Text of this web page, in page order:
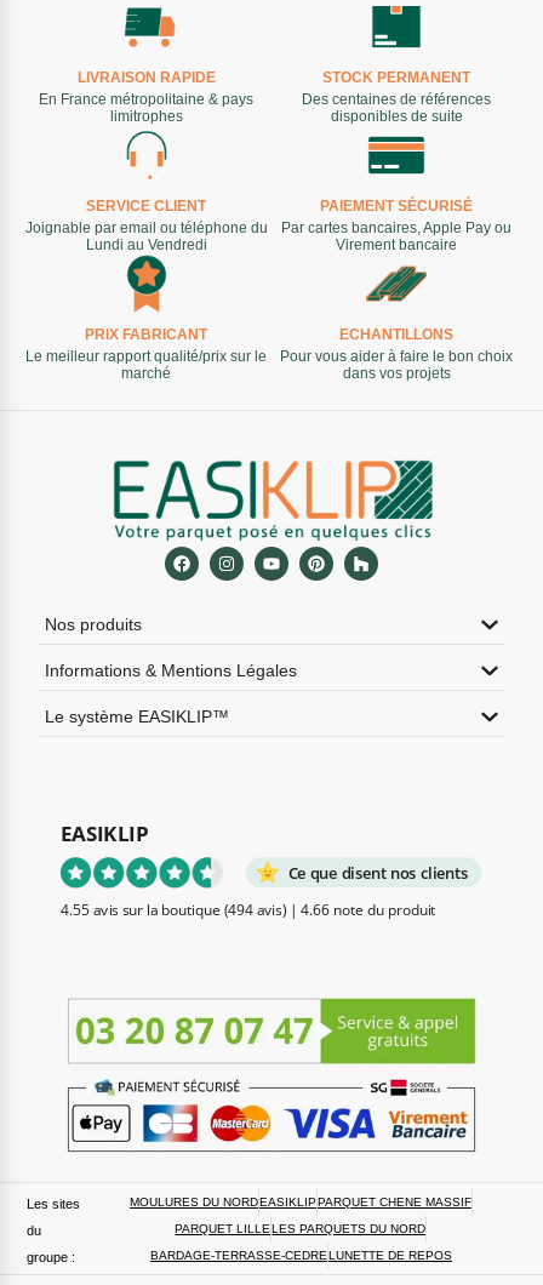
LIVRAISON RAPIDE
En France métropolitaine & pays
limitrophes
STOCK PERMANENT
Des centaines de références
disponibles de suite
SERVICE CLIENT
Joignable par email ou téléphone du
Lundi au Vendredi
PAIEMENT SÉCURISÉ
Par cartes bancaires, Apple Pay ou
Virement bancaire
PRIX FABRICANT
Le meilleur rapport qualité/prix sur le
marché
ECHANTILLONS
Pour vous aider à faire le bon choix
dans vos projets
Nos produits
Informations & Mentions Légales
Le système EASIKLIP™
EASIKLIP
Ce que disent nos clients
4.55 avis sur la boutique (494 avis) |4.66 note du produit
Les sites
du
groupe :
MOULURES DU NORDEASIKLIPPARQUET CHENE MASSIF
PARQUET LILLE LES PARQUETS DU NORD
BARDAGE-TERRASSE-CEDRELUNETTE DE REPOS